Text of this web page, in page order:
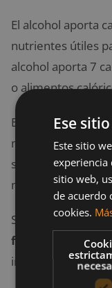
El alcohol aporta
nutrientes útiles
alcohol aporta 7
o alimentos
Este exceso
mantenimiento
síntesis de
muscular.
Si tu objetivo es
físico
, reducir el
inteligente.
Ese
Este sitio
sitio web,
de acuerdo
cookies.